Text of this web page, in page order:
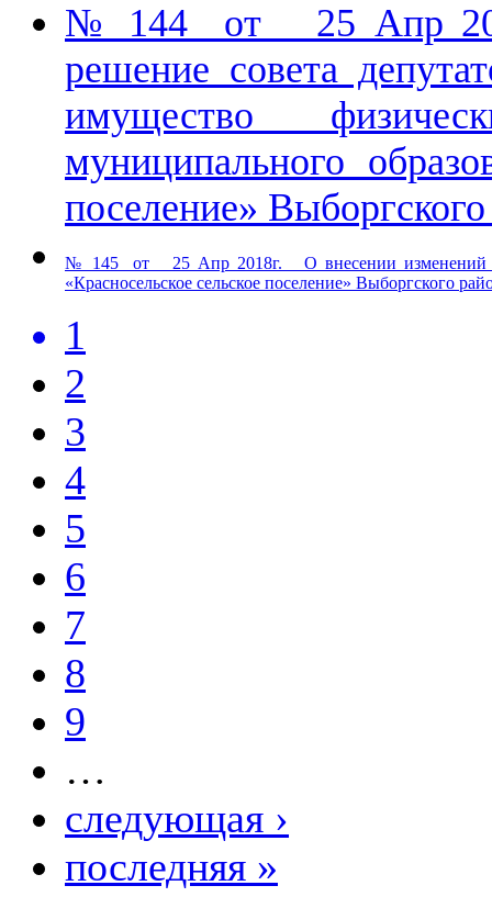
№ 144 от 25 Апр
решение совета
имущество
муниципального
поселение»
№ 145 от 25 Апр 2018г. О внесении изменений в
«Красносельское сельское поселение» Выборгского
1
2
3
4
5
6
7
8
9
…
следующая ›
последняя »